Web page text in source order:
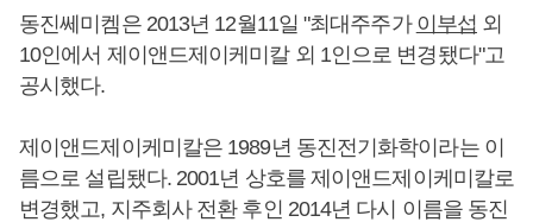
동진쎄미켐은 2013년 12월11일 "최대주주가 이부섭 외
10인에서 제이앤드제이케미칼 외 1인으로 변경됐다"고
공시했다.
제이앤드제이케미칼은 1989년 동진전기화학이라는 이
름으로 설립됐다. 2001년 상호를 제이앤드제이케미칼로
변경했고, 지주회사 전환 후인 2014년 다시 이름을 동진